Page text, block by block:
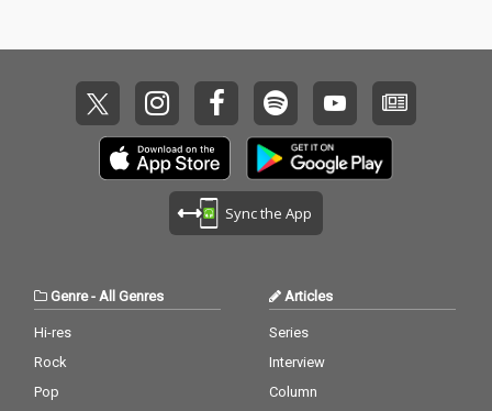
Sync the App
Genre- All Genres
Hi-res
Rock
Pop
Articles
Series
Interview
Column